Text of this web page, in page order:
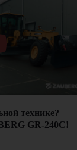
технике?
GR-240C!